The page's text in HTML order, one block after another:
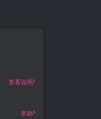
查看说明
求助